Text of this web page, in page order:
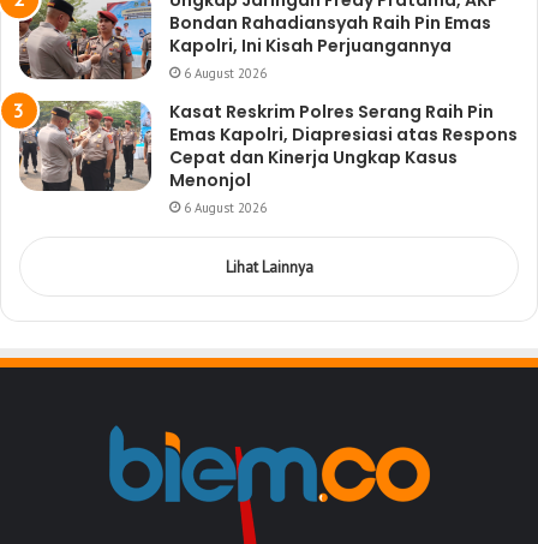
Bondan Rahadiansyah Raih Pin Emas
Kapolri, Ini Kisah Perjuangannya
6 August 2026
Kasat Reskrim Polres Serang Raih Pin
Emas Kapolri, Diapresiasi atas Respons
Cepat dan Kinerja Ungkap Kasus
Menonjol
6 August 2026
Lihat Lainnya